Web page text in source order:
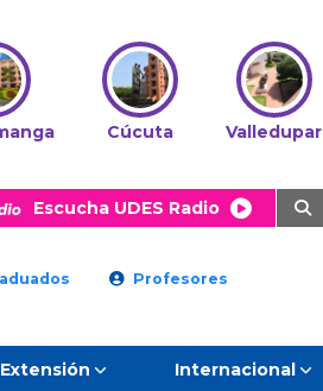
Cúcuta Valledupar
Escucha UDES Radio
Profesores
Extensión Internacional